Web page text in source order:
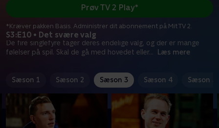
S3:E10 • Det svære valg
De fire singlefyre tager deres endelige valg, og der er mange
følelser på spil. Skal de gå med hovedet eller... Læs mere
Prøv TV 2 Play*
*Kræver pakken Basis. Administrer dit abonnement på Mit TV 2.
Sæson 1 Sæson 2 Sæson 3 Sæson 4 Sæson 5